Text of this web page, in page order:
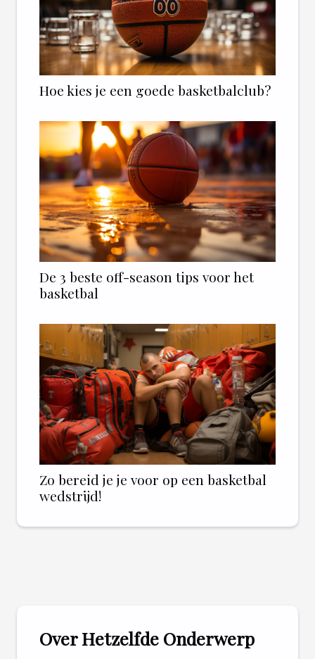
Hoe kies je een goede basketbalclub?
De 3 beste off-season tips voor het
basketbal
Zo bereid je je voor op een basketbal
wedstrijd!
Over Hetzelfde Onderwerp